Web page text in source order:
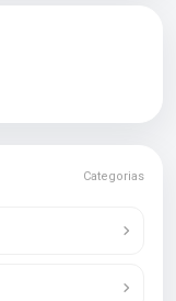
Categorias